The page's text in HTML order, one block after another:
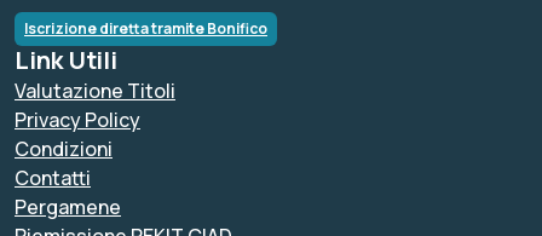
Iscrizione diretta tramite Bonifico
Link Utili
Valutazione Titoli
Privacy Policy
Condizioni
Contatti
Pergamene